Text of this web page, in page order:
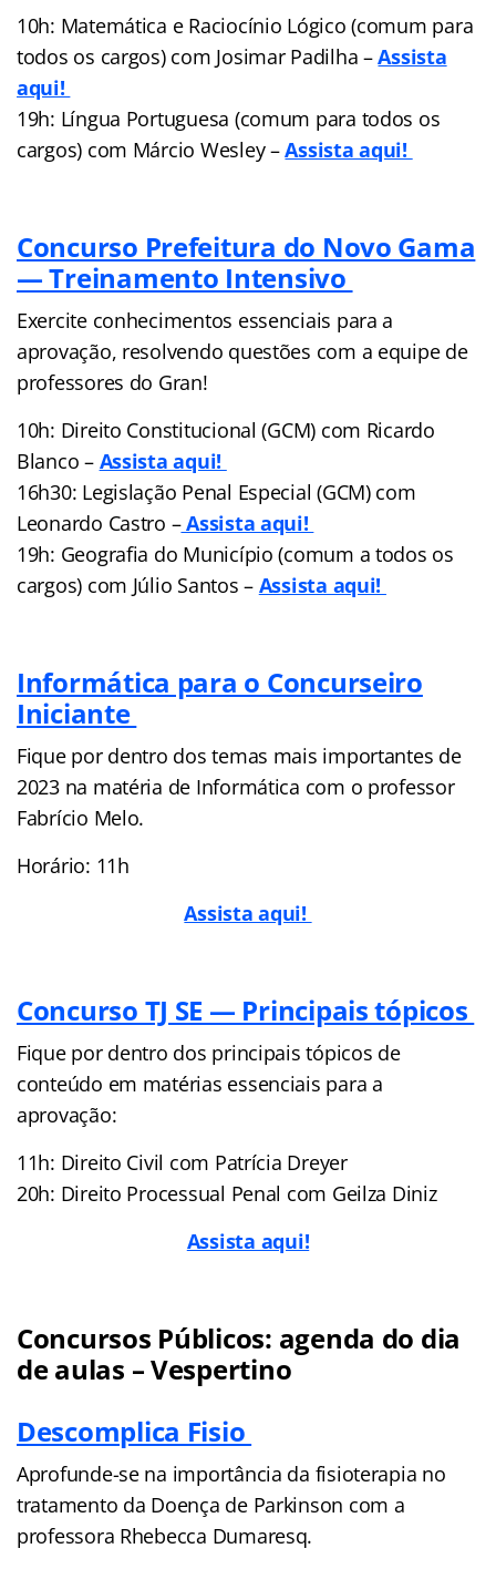
10h: Matemática e Raciocínio Lógico (comum para
todos os cargos) com Josimar Padilha –Assista
aqui!
19h: Língua Portuguesa (comum para todos os
cargos) com Márcio Wesley –Assista aqui!
Concurso Prefeitura do Novo Gama
— Treinamento Intensivo
Exercite conhecimentos essenciais para a
aprovação, resolvendo questões com a equipe de
professores do Gran!
10h: Direito Constitucional (GCM) com Ricardo
Blanco – Assista aqui!
16h30: Legislação Penal Especial (GCM) com
Leonardo Castro –Assista aqui!
19h: Geografia do Município (comum a todos os
cargos) com Júlio Santos – Assista aqui!
Informática para o Concurseiro
Iniciante
Fique por dentro dos temas mais importantes de
2023 na matéria de Informática com o professor
Fabrício Melo.
Horário: 11h
Assista aqui!
Concurso TJ SE — Principais tópicos
Fique por dentro dos principais tópicos de
conteúdo em matérias essenciais para a
aprovação:
11h: Direito Civil com Patrícia Dreyer
20h: Direito Processual Penal com Geilza Diniz
Assista aqui!
Concursos Públicos: agenda do dia
de aulas – Vespertino
Descomplica Fisio
Aprofunde-se na importância da fisioterapia no
tratamento da Doença de Parkinson com a
professora Rhebecca Dumaresq.